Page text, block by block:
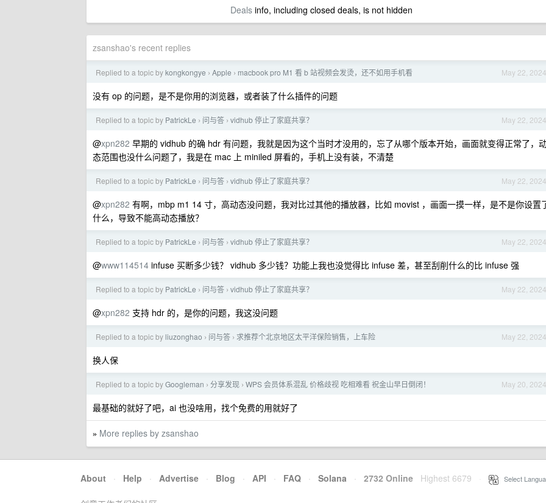
Dealsinfo, including closed deals, is not hidden
zsanshao's recent replies
May 22, 2024
Replied to a topic bykongkongye › Apple › macbook pro M1 看 b 站视频会发烫，还不如用手机看
没有 op 的问题，是不是你用的浏览器，或者装了什么插件的问题
May 22, 2024
Replied to a topic by PatrickLe › 问与答 › vidhub 停止了家庭共享？
@xpn282 早期的 vidhub 的确 hdr 有问题，我就是因为这个当时才没用的，忘了从哪个版本开始，画面就变得正常了，
态范围也没什么问题了，我是在 mac 上 miniled 屏看的，手机上没有装，不清楚
May 22, 2024
Replied to a topic by PatrickLe › 问与答 › vidhub 停止了家庭共享？
@xpn282 有啊，mbp m1 14 寸，高动态没问题，我对比过其他的播放器，比如 movist ，画面一摸一样，是不是你设置
什么，导致不能高动态播放？
May 22, 2024
Replied to a topic by PatrickLe › 问与答 › vidhub 停止了家庭共享？
@www114514 infuse 买断多少钱？ vidhub 多少钱？功能上我也没觉得比 infuse 差，甚至刮削什么的比 infuse 强
May 22, 2024
Replied to a topic by PatrickLe › 问与答 › vidhub 停止了家庭共享？
@xpn282 支持 hdr 的，是你的问题，我这没问题
May 22, 2024
Replied to a topic by liuzonghao › 问与答 › 求推荐个北京地区太平洋保险销售，上车险
换人保
May 20, 2024
Replied to a topic byGoogleman › 分享发现 › WPS 会员体系混乱 价格歧视 吃相难看 祝金山早日倒闭！
最基础的就好了吧，ai 也没啥用，找个免费的用就好了
» More replies by zsanshao
About · Help · Advertise · Blog · API · FAQ · Solana · 2732 Online Highest 6679 Select